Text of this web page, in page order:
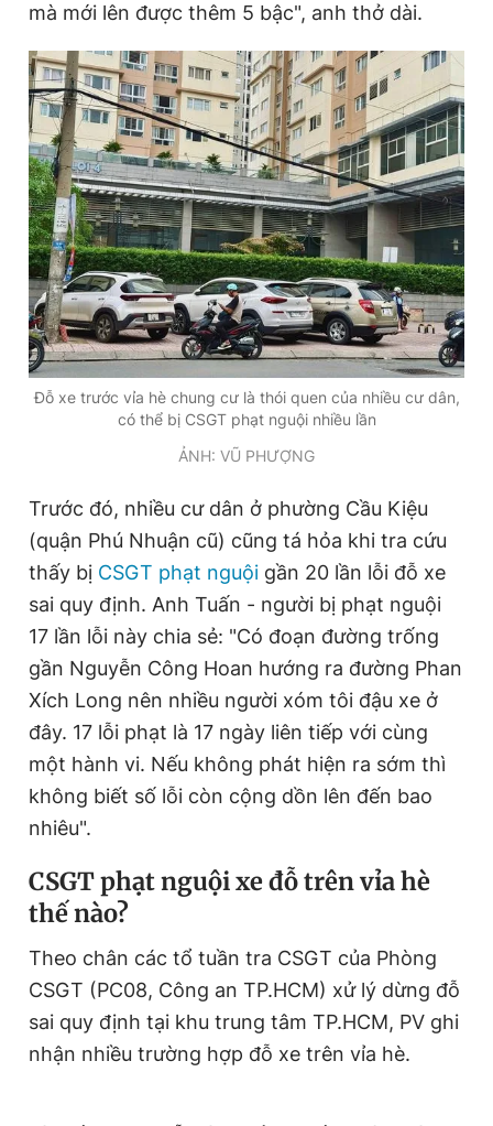
mà mới lên được thêm 5 bậc", anh thở dài.
Đỗ xe trước vỉa hè chung cư là thói quen của nhiều cư dân,
có thể bị CSGT phạt nguội nhiều lần
ẢNH: VŨ PHƯỢNG
Trước đó, nhiều cư dân ở phường Cầu Kiệu
(quận Phú Nhuận cũ) cũng tá hỏa khi tra cứu
thấy bị CSGT phạt nguội gần 20 lần lỗi đỗ xe
sai quy định. Anh Tuấn - người bị phạt nguội
17 lần lỗi này chia sẻ: "Có đoạn đường trống
gần Nguyễn Công Hoan hướng ra đường Phan
Xích Long nên nhiều người xóm tôi đậu xe ở
đây. 17 lỗi phạt là 17 ngày liên tiếp với cùng
một hành vi. Nếu không phát hiện ra sớm thì
không biết số lỗi còn cộng dồn lên đến bao
nhiêu".
CSGT phạt nguội xe đỗ trên vỉa hè
thế nào?
Theo chân các tổ tuần tra CSGT của Phòng
CSGT (PC08, Công an TP.HCM) xử lý dừng đỗ
sai quy định tại khu trung tâm TP.HCM, PV ghi
nhận nhiều trường hợp đỗ xe trên vỉa hè.